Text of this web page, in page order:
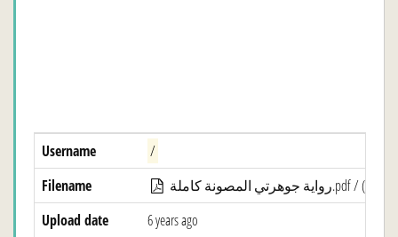
Username
/
Filename
رواية جوهرتي المصونة كاملة.pdf / (
Upload date
6 years ago